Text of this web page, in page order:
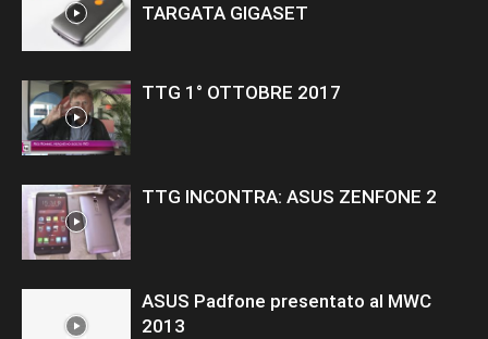
TARGATA GIGASET
TTG 1° OTTOBRE 2017
TTG INCONTRA: ASUS ZENFONE 2
ASUS Padfone presentato al MWC
2013